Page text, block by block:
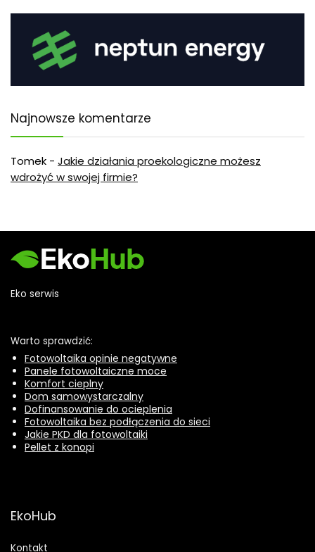
Najnowsze komentarze
Tomek - Jakie działania proekologiczne możesz
wdrożyć w swojej firmie?
Eko serwis
Warto sprawdzić:
Fotowoltaika opinie negatywne
Panele fotowoltaiczne moce
Komfort cieplny
Dom samowystarczalny
Dofinansowanie do ocieplenia
Fotowoltaika bez podłączenia do sieci
Jakie PKD dla fotowoltaiki
Pellet z konopi
EkoHub
Kontakt